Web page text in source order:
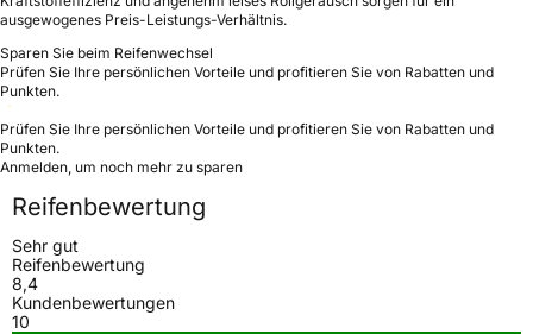
ausgewogenes Preis-Leistungs-Verhältnis.
Sparen Sie beim Reifenwechsel
Prüfen Sie Ihre persönlichen Vorteile und profitieren Sie von Rabatten und
Punkten.
Prüfen Sie Ihre persönlichen Vorteile und profitieren Sie von Rabatten und
Punkten.
Anmelden, um noch mehr zu sparen
Reifenbewertung
Sehr gut
Reifenbewertung
8,4
Kundenbewertungen
10